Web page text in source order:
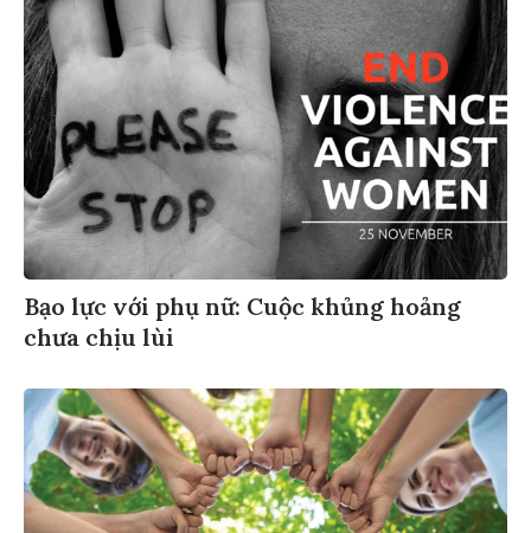
Bạo lực với phụ nữ: Cuộc khủng hoảng
chưa chịu lùi